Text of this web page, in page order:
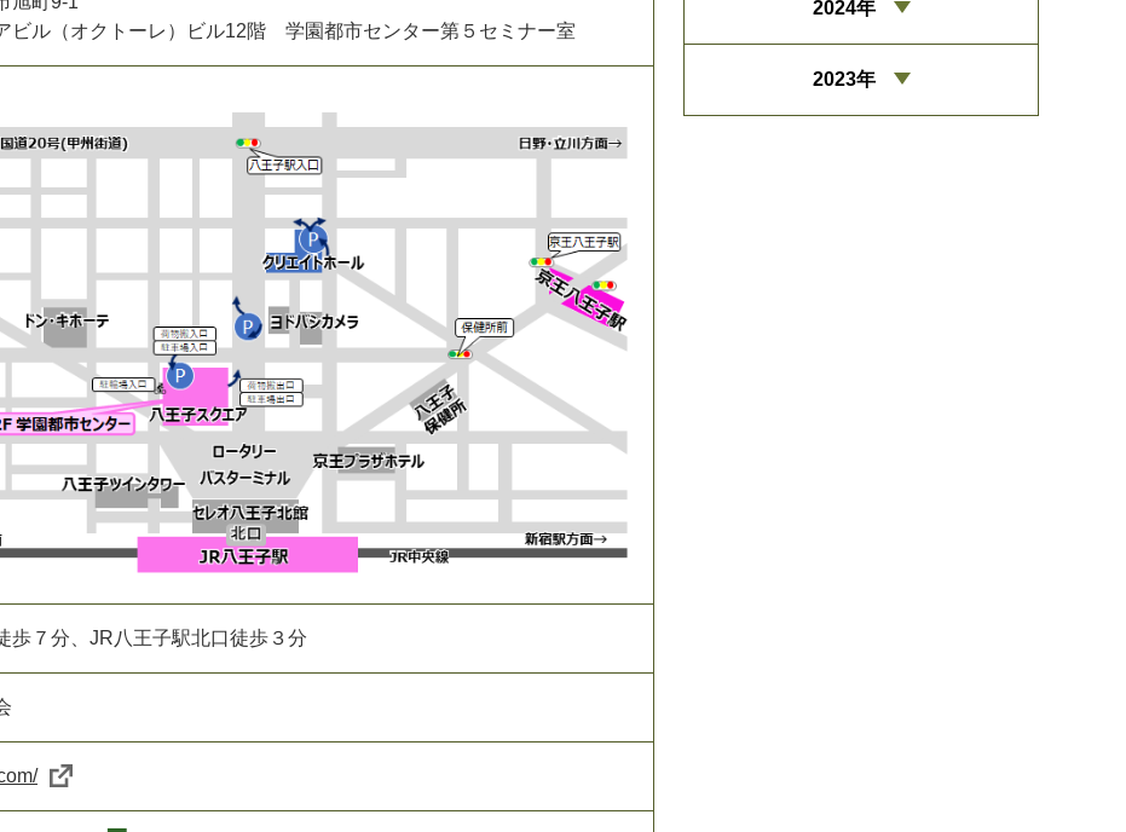
ビル（オクトーレ）ビル12階 学園都市センター第５セミナー室
歩７分、JR八王子駅北口徒歩３分
2024年
2023年